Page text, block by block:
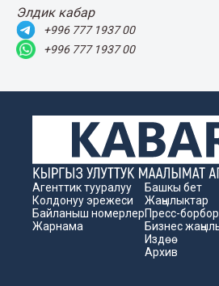
Элдик кабар
+996 777 1937 00
+996 777 1937 00
Агенттик тууралуу
Колдонуу эрежеси
Байланыш номерлер
Жарнама
Башкы бет
Жаңылыктар
Пресс-борбор
Бизнес
Издөө
Архив